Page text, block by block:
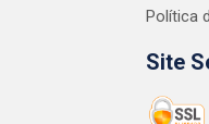
Política
Site